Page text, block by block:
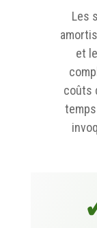
Les
et
coûts